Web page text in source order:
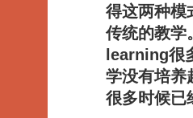
得这两种模
传统的教学
learning很
学没有培养
很多时候已